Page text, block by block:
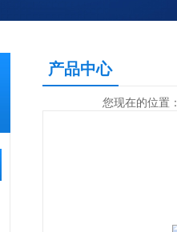
产品中心
您现在的位置